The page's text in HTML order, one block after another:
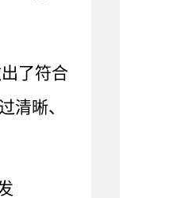
了符合
清晰、